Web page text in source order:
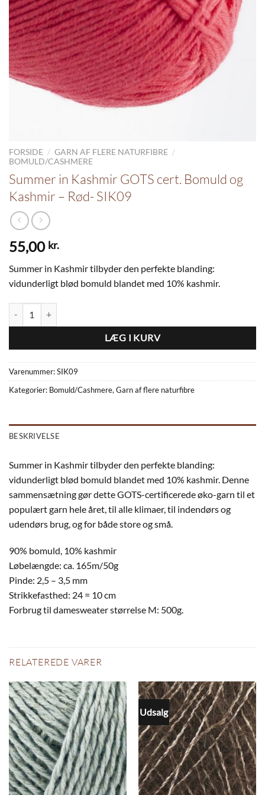
FORSIDE / GARN AF FLERE NATURFIBRE /
BOMULD/CASHMERE
Summer in Kashmir GOTS cert. Bomuld og
Kashmir – Rød- SIK09
55,00 kr.
Summer in Kashmir tilbyder den perfekte blanding:
vidunderligt blød bomuld blandet med 10% kashmir.
LÆG I KURV
Varenummer:SIK09
Kategorier: Bomuld/Cashmere, Garn af flere naturfibre
BESKRIVELSE
Summer in Kashmir tilbyder den perfekte blanding:
vidunderligt blød bomuld blandet med 10% kashmir. Denne
sammensætning gør dette GOTS-certificerede øko-garn til et
populært garn hele året, til alle klimaer, til indendørs og
udendørs brug, og for både store og små.
90% bomuld, 10% kashmir
Løbelængde: ca. 165m/50g
Pinde: 2,5 – 3,5 mm
Strikkefasthed: 24 = 10 cm
Forbrug til damesweater størrelse M: 500g.
RELATEREDE VARER
Udsalg